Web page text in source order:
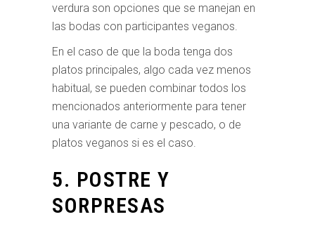
verdura son opciones que se manejan en
las bodas con participantes veganos.
En el caso de que la boda tenga dos
platos principales, algo cada vez menos
habitual, se pueden combinar todos los
mencionados anteriormente para tener
una variante de carne y pescado, o de
platos veganos si es el caso.
5. POSTRE Y
SORPRESAS